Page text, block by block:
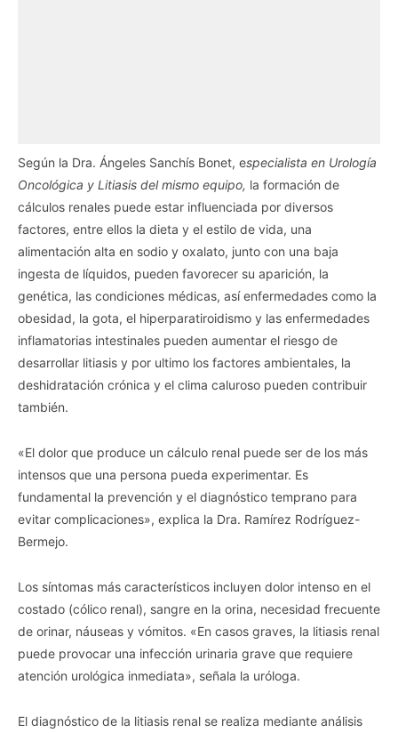
Según la Dra. Ángeles Sanchís Bonet, especialista en Urología
Oncológica y Litiasis del mismo equipo, la formación de
cálculos renales puede estar influenciada por diversos
factores, entre ellos la dieta y el estilo de vida, una
alimentación alta en sodio y oxalato, junto con una baja
ingesta de líquidos, pueden favorecer su aparición, la
genética, las condiciones médicas, así enfermedades como la
obesidad, la gota, el hiperparatiroidismo y las enfermedades
inflamatorias intestinales pueden aumentar el riesgo de
desarrollar litiasis y por ultimo los factores ambientales, la
deshidratación crónica y el clima caluroso pueden contribuir
también.
«El dolor que produce un cálculo renal puede ser de los más
intensos que una persona pueda experimentar. Es
fundamental la prevención y el diagnóstico temprano para
evitar complicaciones», explica la Dra. Ramírez Rodríguez-
Bermejo.
Los síntomas más característicos incluyen dolor intenso en el
costado (cólico renal), sangre en la orina, necesidad frecuente
de orinar, náuseas y vómitos. «En casos graves, la litiasis renal
puede provocar una infección urinaria grave que requiere
atención urológica inmediata», señala la uróloga.
El diagnóstico de la litiasis renal se realiza mediante análisis